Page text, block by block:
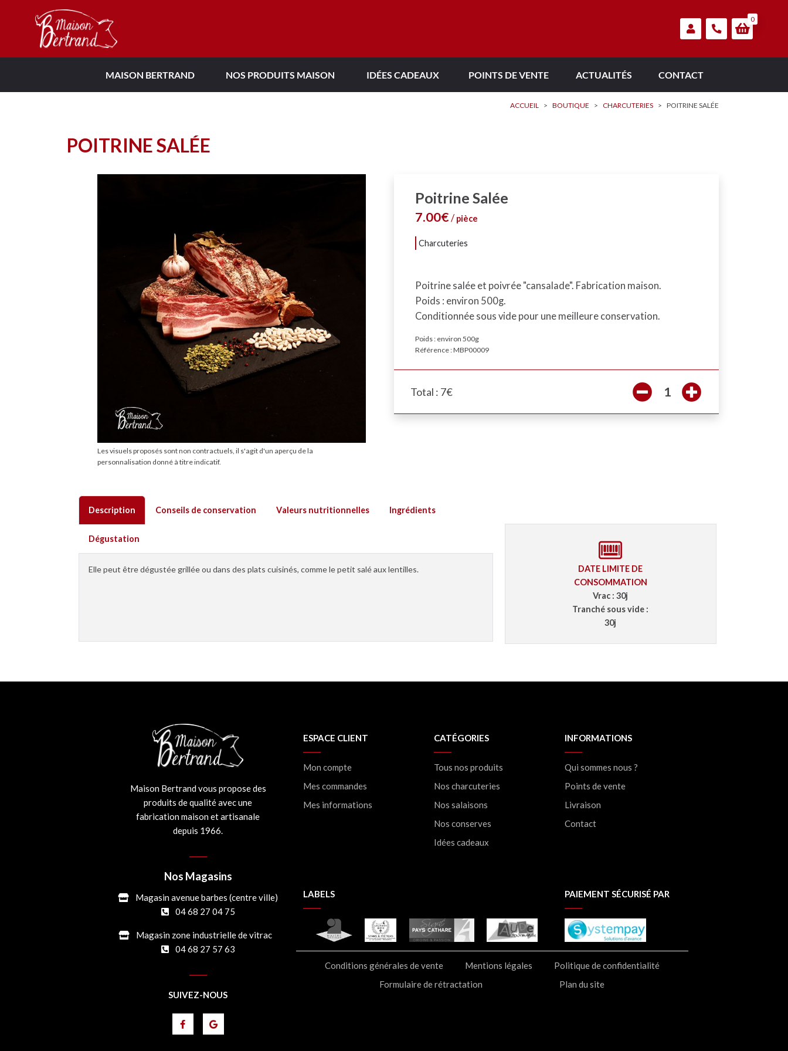
0
MAISON BERTRAND NOS PRODUITS MAISON IDÉES CADEAUX POINTS DE VENTE ACTUALITÉS CONTACT
ACCUEIL > BOUTIQUE > CHARCUTERIES > POITRINE SALÉE
POITRINE SALÉE
Les visuels proposés sont non contractuels, il s'agit d'un aperçu de la
personnalisation donné à titre indicatif.
Poitrine Salée
7.00€ / pièce
charcuteries
Poitrine salée et poivrée "cansalade". Fabrication maison.
Poids : environ 500g.
Conditionnée sous vide pour une meilleure conservation.
Poids : environ 500g
Référence : MBP00009
Total : 7€ 1
description conseils de conservation valeurs nutritionnelles ingrédients
dégustation
Elle peut être dégustée grillée ou dans des plats cuisinés, comme le petit salé aux lentilles.
DATE LIMITE DE
CONSOMMATION
Vrac : 30j
Tranché sous vide :
30j
Maison Bertrand vous propose des
produits de qualité avec une
fabrication maison et artisanale
depuis 1966.
Nos Magasins
Magasin avenue barbes (centre ville)
04 68 27 04 75
Magasin zone industrielle de vitrac
04 68 27 57 63
SUIVEZ-NOUS
ESPACE CLIENT
Mon compte
Mes commandes
Mes informations
CATÉGORIES
Tous nos produits
Nos charcuteries
Nos salaisons
Nos conserves
Idées cadeaux
INFORMATIONS
Qui sommes nous ?
Points de vente
Livraison
Contact
LABELS PAIEMENT SÉCURISÉ PAR
Conditions générales de vente Mentions légales
Politique de confidentialité
Formulaire de rétractation
Plan du site